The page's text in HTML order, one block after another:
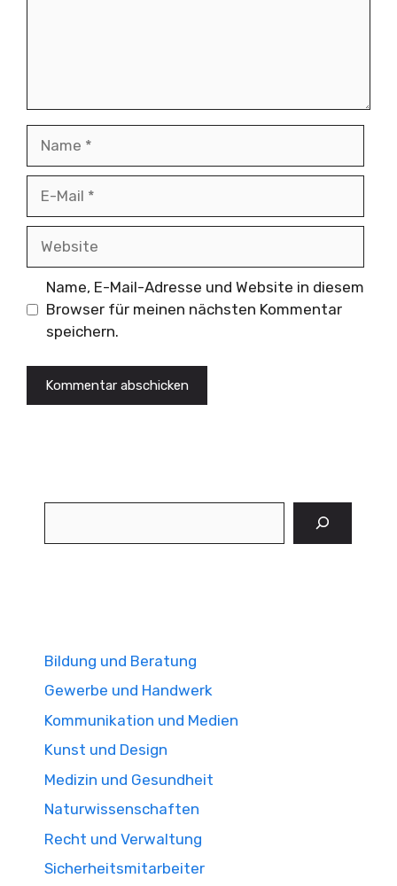
Name, E-Mail-Adresse und Website in diesem
Browser für meinen nächsten Kommentar
speichern.
Bildung und Beratung
Gewerbe und Handwerk
Kommunikation und Medien
Kunst und Design
Medizin und Gesundheit
Naturwissenschaften
Recht und Verwaltung
Sicherheitsmitarbeiter